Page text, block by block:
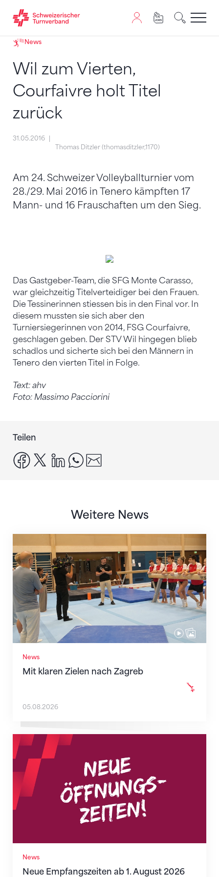
Zum Inhalt springen
Zur Sitemap navigieren
Zum Navigieren dieser Seite wird JavaScript benötigt.
News
Wil zum Vierten,
Courfaivre holt Titel
zurück
31.05.2016
Thomas Ditzler (thomasditzler,1170)
Am 24. Schweizer Volleyballturnier vom
28./29. Mai 2016 in Tenero kämpften 17
Mann- und 16 Frauschaften um den Sieg.
Das Gastgeber-Team, die SFG Monte Carasso,
war gleichzeitig Titelverteidiger bei den Frauen.
Die Tessinerinnen stiessen bis in den Final vor. In
diesem mussten sie sich aber den
Turniersiegerinnen von 2014, FSG Courfaivre,
geschlagen geben. Der STV Wil hingegen blieb
schadlos und sicherte sich bei den Männern in
Tenero den vierten Titel in Folge.
Text: ahv
Foto: Massimo Pacciorini
Teilen
facebook
x linkedinwhatsapp
Weitere News
News
Mit klaren Zielen nach Zagreb
Mit klaren Zielen nach Zagreb
05.08.2026
News
Neue Empfangszeiten ab 1. August 2026
Neue Empfangszeiten ab 1. August 2026